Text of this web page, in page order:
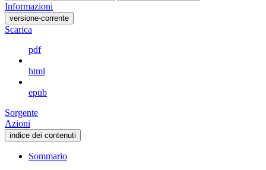
Informazioni
versione-corrente
Scarica
pdf
html
epub
Sorgente
Azioni
indice dei contenuti
Sommario